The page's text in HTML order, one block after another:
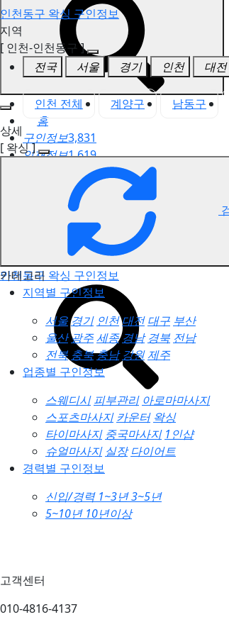
홈
구인정보3,831
인재정보1,619
고객센터
전국업체정보
마사지가이드
업체 서비스 관리
인천동구 왁싱 구인정보
인천동구 왁싱 구인정보
지역
[ 인천-인천동구 ]
전국
서울 경기 인천 대전
인천 전체 계양구 남동구
상세
[ 왁싱 ]
카테고리
지역별 구인정보
서울경기 인천대전 대구 부산
울산광주세종경남 경북 전남
전북 충북충남 강원제주
업종별 구인정보
스웨디시 피부관리 아로마마사지
스포츠마사지 카운터 왁싱
타이마사지 중국마사지 1인샵
슈얼마사지 실장 다이어트
경력별 구인정보
신입/경력 1~3년3~5년
5~10년 10년이상
고객센터
010-4816-4137